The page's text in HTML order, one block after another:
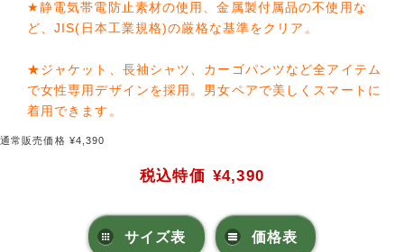
★静電気帯電防止素材の使用、金属製付属品の不使用な
ど、JIS(日本工業規格)の厳格な基準をクリア。
★ジャケット、長袖シャツ、カーゴパンツなど全アイテム
で女性専用デザインを採用。男女ペアで美しくスマートに
着用できます。
通常販売価格 ¥4,390
税込特価 ¥4,390
サイズ表 価格表